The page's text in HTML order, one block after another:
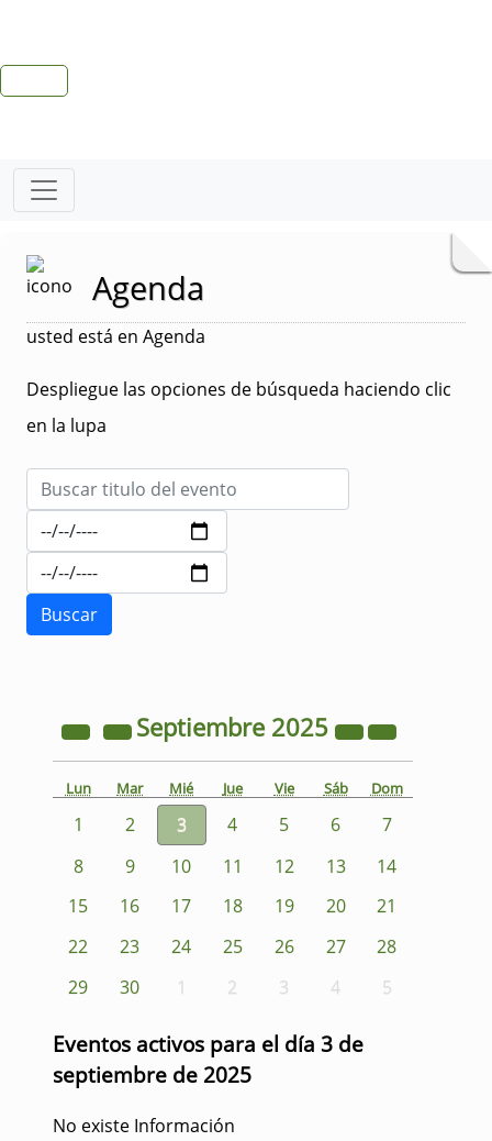
Agenda
usted está en Agenda
Despliegue las opciones de búsqueda haciendo clic
en la lupa
Septiembre 2025
Lun Mar Mié Jue Vie Sáb Dom
1 2 3 4 5 6
7
8
9 10 11 12 13
14
15
16 17 18 19 20
21
22
23 24 25 26 27
28
29
30 1 2 3 4 5
Eventos activos para el día 3 de
septiembre de 2025
No existe Información